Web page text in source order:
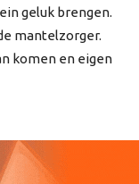
geluk brengen.
mantelzorger.
komen en eigen